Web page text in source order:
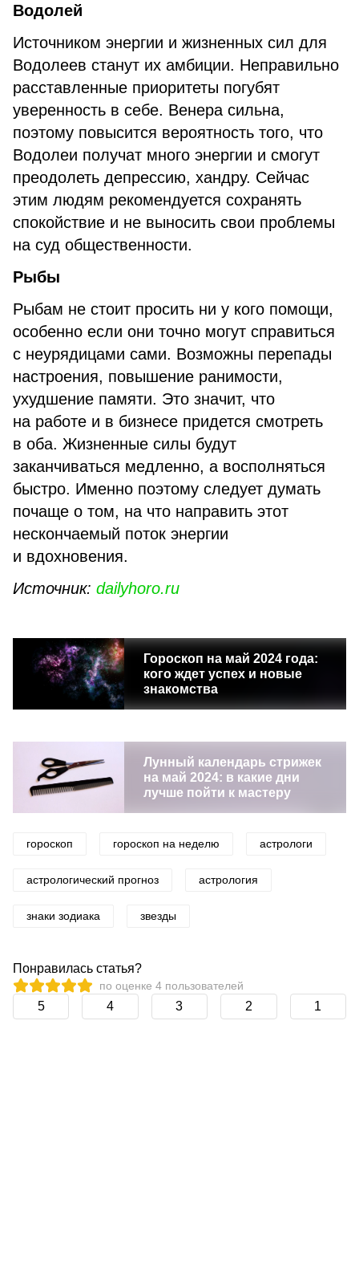
Водолей
Источником энергии и жизненных сил для
Водолеев станут их амбиции. Неправильно
расставленные приоритеты погубят
уверенность в себе. Венера сильна,
поэтому повысится вероятность того, что
Водолеи получат много энергии и смогут
преодолеть депрессию, хандру. Сейчас
этим людям рекомендуется сохранять
спокойствие и не выносить свои проблемы
на суд общественности.
Рыбы
Рыбам не стоит просить ни у кого помощи,
особенно если они точно могут справиться
с неурядицами сами. Возможны перепады
настроения, повышение ранимости,
ухудшение памяти. Это значит, что
на работе и в бизнесе придется смотреть
в оба. Жизненные силы будут
заканчиваться медленно, а восполняться
быстро. Именно поэтому следует думать
почаще о том, на что направить этот
нескончаемый поток энергии
и вдохновения.
Источник: dailyhoro.ru
Гороскоп на май 2024 года:
кого ждет успех и новые
знакомства
Лунный календарь стрижек
на май 2024: в какие дни
лучше пойти к мастеру
гороскоп гороскоп на неделю астрологи
астрологический прогноз астрология
знаки зодиака звезды
Понравилась статья?
по оценке 4 пользователей
5 4 3 2 1